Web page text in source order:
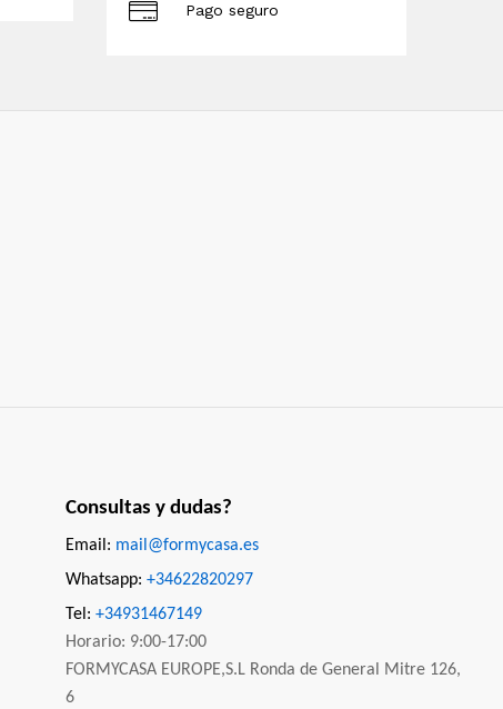
Pago seguro
Consultas y dudas?
Email: mail@formycasa.es
Whatsapp: +34622820297
Tel: +34931467149
Horario: 9:00-17:00
FORMYCASA EUROPE,S.L Ronda de General Mitre 126,
6